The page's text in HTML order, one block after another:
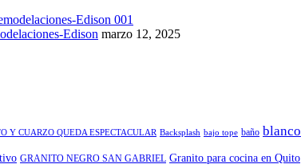
Edison marzo 12, 2025
Y CUARZO QUEDA ESPECTACULAR Backsplash bajo tope baño blanco
GRANITO NEGRO SAN GABRIEL Granito para cocina en Quito